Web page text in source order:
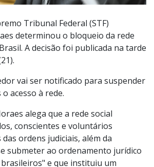
Tribunal Federal (STF)
determinou o bloqueio da rede
A decisão foi publicada na tarde
vai ser notificado para suspender
acesso à rede.
alega que a rede social
conscientes e voluntários
ordens judiciais, além da
submeter ao ordenamento jurídico
e que instituiu um